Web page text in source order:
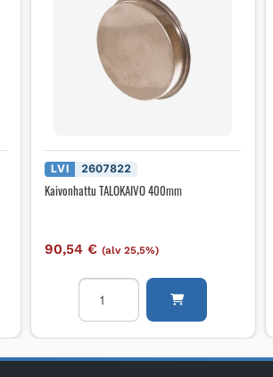
LVI 2607822
Kaivonhattu TALOKAIVO 400mm
90,54€ (alv 25,5%)
Kaivonhattu
TALOKAIVO
400mm